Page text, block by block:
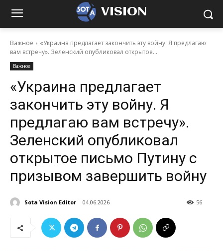
VISION
Важное
«Украина предлагает закончить эту войну. Я предлагаю
вам встречу». Зеленский опубликовал открытое...
Важное
«Украина предлагает
закончить эту войну. Я
предлагаю вам встречу».
Зеленский опубликовал
открытое письмо Путину с
призывом завершить войну
Sota Vision Editor 04.06.2026 56